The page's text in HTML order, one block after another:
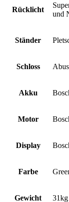
Rücklicht
und
Ständer
Schloss
Akku
Motor
Display
Farbe
Gewicht 31kg